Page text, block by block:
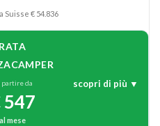
Suisse € 54.836
RATA
partire da
547
al mese
scopri di più ▼